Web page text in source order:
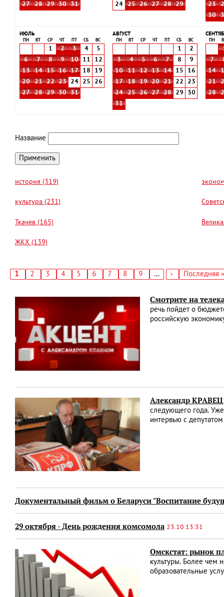
27
28 29 30 31
24
25 26 27 28 29
23
30
ИЮЛЬ
ПН ВТ СР ЧТ СБ ВС
1 2 3 4
5
6
7 8 9 10 11
12
13
14 15 16 17 18
19
20
21 22 23 24 25
26
27
28 29 30 31
АВГУСТ
ПН ВТ СР ЧТ СБ ВС
1
2
3
4 5 6 7 8
9
10
11 12 13 14 15
16
17
18 19 20 21 22
23
24
25 26 27 28 29
30
31
ПН
7
14
21
28
Название
история (319)
культура (231)
Ткачев (165)
ЖКХ (139)
Текущая
1 Страница
2 Страница
3 Страница
4 Страница
5 Страница
6 Страница
7 Страница
8 Страница
9 …
Следующая
›
Последняя
Последняя »
Смотрите на
речь пойдет о
российскую
Александр
следующего года. Уже
интервью с
Документальный фильм о Беларуси "Воспитание
29 октября - День рождения комсомола 23.10 13:31
Омскстат: рынок
культуры. Более чем
образовательные